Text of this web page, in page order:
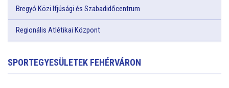
Bregyó Közi Ifjúsági és Szabadidőcentrum
Regionális Atlétikai Központ
SPORTEGYESÜLETEK FEHÉRVÁRON